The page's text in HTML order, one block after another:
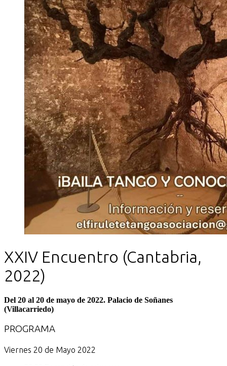
XXIV Encuentro (Cantabria,
2022)
Del 20 al 20 de mayo de 2022. Palacio de Soñanes
(Villacarriedo)
PROGRAMA
Viernes 20 de Mayo 2022